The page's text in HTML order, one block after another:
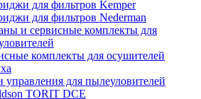
для фильтров Kemper
для фильтров Nederman
и сервисные комплекты для
комплекты для осушителей
управления для пылеуловителей
TORIT DCE